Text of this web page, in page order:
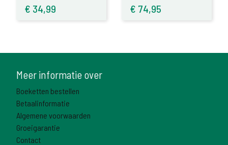
€ 34,99 € 74,95
Meer informatie over
Boeketten bestellen
Betaalinformatie
Algemene voorwaarden
Groeigarantie
Contact